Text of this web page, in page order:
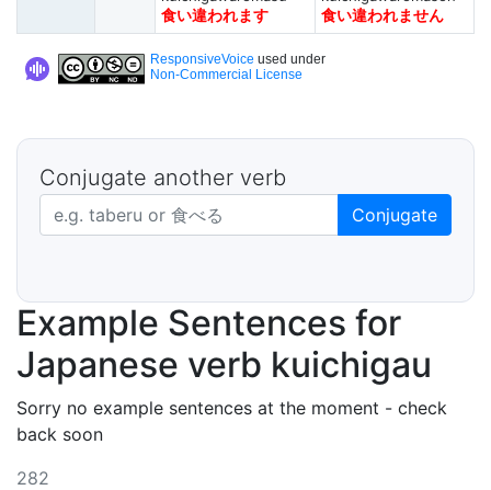
食い違われます
食い違われません
ResponsiveVoice used under
Non-Commercial License
Conjugate another verb
Japanese verb in dictionary form Conjugate
Example Sentences for
Japanese verb kuichigau
Sorry no example sentences at the moment - check
back soon
282